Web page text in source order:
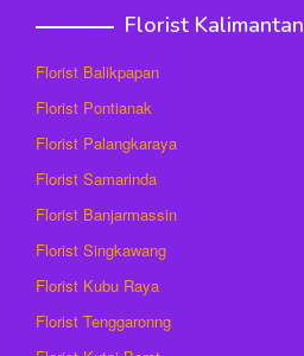
Florist Kalimantan
Florist Balikpapan
Florist Pontianak
Florist Palangkaraya
Florist Samarinda
Florist Banjarmassin
Florist Singkawang
Florist Kubu Raya
Florist Tenggaronng